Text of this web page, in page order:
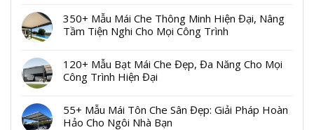
350+ Mẫu Mái Che Thông Minh Hiện Đại, Nâng
Tầm Tiện Nghi Cho Mọi Công Trình
120+ Mẫu Bạt Mái Che Đẹp, Đa Năng Cho Mọi
Công Trình Hiện Đại
55+ Mẫu Mái Tôn Che Sân Đẹp: Giải Pháp Hoàn
Hảo Cho Ngôi Nhà Bạn